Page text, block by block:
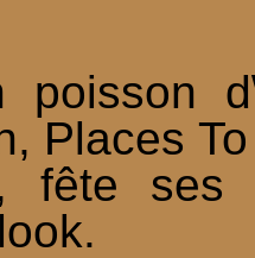
poisson
Places
fête ses